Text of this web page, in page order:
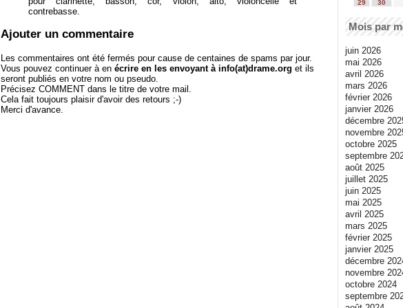
contrebasse.
Ajouter un commentaire
Les commentaires ont été fermés pour cause de centaines de spams par jour.
Vous pouvez continuer à en écrire en les envoyant à info(at)drame.org et ils
seront publiés en votre nom ou pseudo.
Précisez COMMENT dans le titre de votre mail.
Cela fait toujours plaisir d'avoir des retours ;-)
Merci d'avance.
29
30
Mois par
juin 2026
mai 2026
avril 2026
mars 2026
février 2026
janvier 2026
décembre
novembre
octobre 2025
septembre
août 2025
juillet 2025
juin 2025
mai 2025
avril 2025
mars 2025
février 2025
janvier 2025
décembre
novembre
octobre 2024
septembre